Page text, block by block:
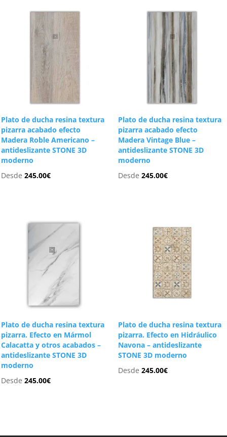
Plato de ducha resina textura
pizarra acabado efecto
Madera Roble Americano –
antideslizante STONE 3D
moderno
Desde245.00€
Plato de ducha resina textura
pizarra acabado efecto
Madera Vintage Blue –
antideslizante STONE 3D
moderno
Desde 245.00€
Plato de ducha resina textura
pizarra. Efecto en Mármol
Calacatta y otros acabados –
antideslizante STONE 3D
moderno
Desde245.00€
Plato de ducha resina textura
pizarra. Efecto en Hidráulico
Navona – antideslizante
STONE 3D moderno
Desde 245.00€